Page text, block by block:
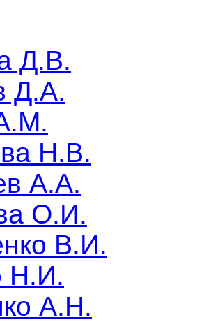
Д.В.
Д.А.
Н.В.
А.А.
О.И.
В.И.
Н.И.
А.Н.